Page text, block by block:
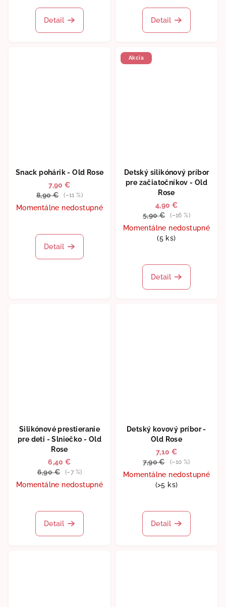
Detail Detail
Snack pohárik - Old Rose
7,90 €
8,90 €
(–11 %)
Momentálne nedostupné
Detail
Akcia
Detský silikónový príbor
pre začiatočníkov - Old
Rose
4,90 €
5,90 €
(–16 %)
Momentálne nedostupné
(5 ks)
Detail
Silikónové prestieranie
pre deti - Slniečko - Old
Rose
6,40 €
6,90 €
(–7 %)
Momentálne nedostupné
Detail
Detský kovový príbor -
Old Rose
7,10 €
7,90 €
(–10 %)
Momentálne nedostupné
(>5 ks)
Detail